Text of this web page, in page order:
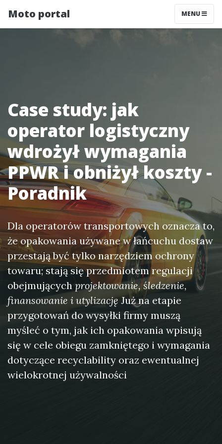
Moto portal MENU
Case study: jak
operator logistyczny
wdrożył wymagania
PPWR i obniżył koszty -
Poradnik
Dla operatorów transportowych oznacza to,
że opakowania używane w łańcuchu dostaw
przestają być tylko narzędziem ochrony
towaru; stają się przedmiotem regulacji
obejmującychprojektowanie, śledzenie,
finansowanie i utylizacjęJuż na etapie
przygotowań do wysyłki firmy muszą
myśleć o tym, jak ich opakowania wpisują
się w cele obiegu zamkniętego i wymagania
dotyczące recyclability oraz ewentualnej
wielokrotnej używalności